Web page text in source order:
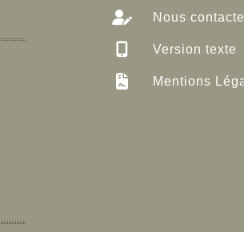
Nous
Version texte
Mentions